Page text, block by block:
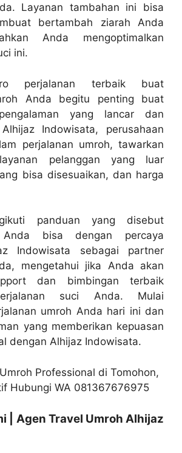
Layanan tambahan ini bisa
bertambah ziarah Anda
Anda mengoptimalkan
ini.
perjalanan terbaik buat
Anda begitu penting buat
yang lancar dan
Indowisata, perusahaan
perjalanan umroh, tawarkan
pelanggan yang luar
bisa disesuaikan, dan harga
panduan yang disebut
Anda bisa dengan percaya
Indowisata sebagai partner
mengetahui jika Anda akan
dan bimbingan terbaik
suci Anda. Mulai
umroh Anda hari ini dan
yang memberikan kepuasan
dengan Alhijaz Indowisata.
| Agen Travel Umroh Alhijaz